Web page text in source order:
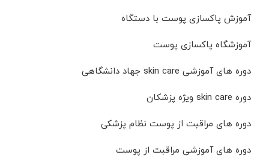
آموزش پاکسازی پوست با دستگاه
آموزشگاه پاکسازی پوست
دوره های آموزشی skin care جهاد دانشگاهی
دوره skin care ویژه پزشکان
دوره های مراقبت از پوست نظام پزشکی
دوره های آموزشی مراقبت از پوست